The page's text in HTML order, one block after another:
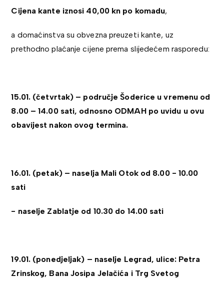
Cijena kante iznosi 40,00 kn po komadu,
a domaćinstva su obvezna preuzeti kante, uz
prethodno plaćanje cijene prema slijedećem rasporedu:
15.01. (četvrtak) – područje Šoderice u vremenu od
8.00 – 14.00 sati, odnosno ODMAH po uvidu u ovu
obavijest nakon ovog termina.
16.01. (petak) – naselja Mali Otok od 8.00 - 10.00
sati
- naselje Zablatje od 10.30 do 14.00 sati
19.01. (ponedjeljak) – naselje Legrad, ulice: Petra
Zrinskog, Bana Josipa Jelačića i Trg Svetog